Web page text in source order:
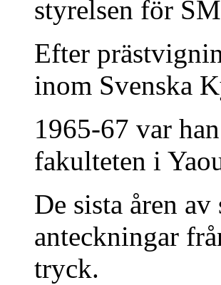
styrelsen för
Efter
inom Svenska
1965-67 var
fakulteten i
De sista åren
anteckningar
tryck.